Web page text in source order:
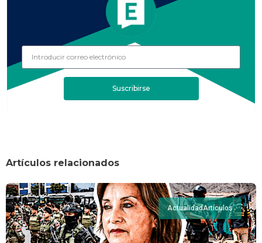
Suscribirse
Artículos relacionados
ActualidadArtículos